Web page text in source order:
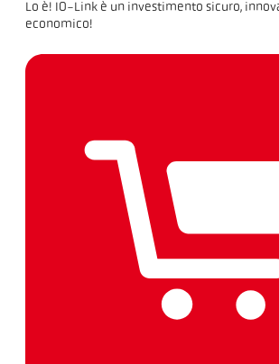
Lo è! IO-Link è un investimento sicuro,
economico!